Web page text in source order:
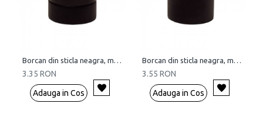
Borcan din sticla neagra, mata, 5 ml
3.35 RON
Adauga in Cos
Borcan din sticla neagra, mata, 10 ml
3.55 RON
Adauga in Cos